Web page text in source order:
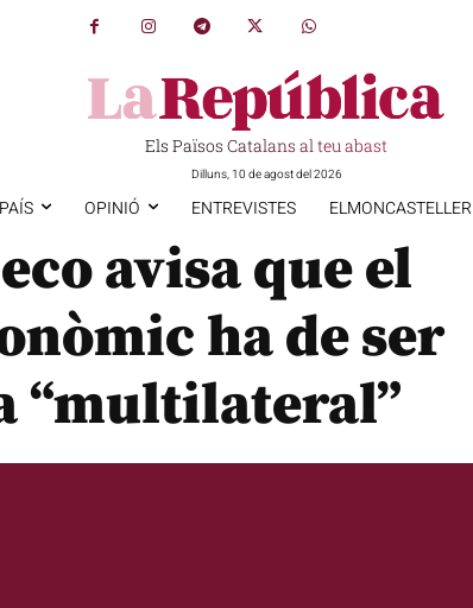
Els Països Catalans al teu abast
Dilluns, 10 de agost del 2026
OPINIÓ ENTREVISTES ELMONCASTELLER
avisa que el
ha de ser
“multilateral”